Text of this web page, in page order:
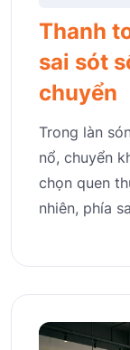
Thanh
sai sót
chuyển
Trong làn
nổ, chuyển
chọn quen
nhiên, phía